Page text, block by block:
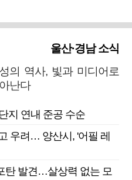
울산·경남 소식
의 역사, 빛과 미디어로
난다
지 연내 준공 수순
우려… 양산시, '어필 레
탄 발견…살상력 없는 모